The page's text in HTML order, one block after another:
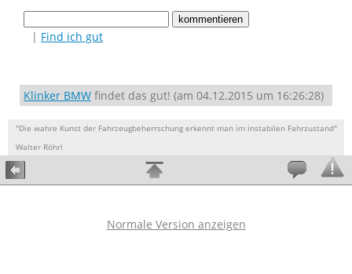
| Find ich gut
Klinker BMW findet das gut! (am 04.12.2015 um 16:26:28)
"Die wahre Kunst der Fahrzeugbeherrschung erkennt man im instabilen Fahrzustand"
Walter Röhrl
Normale Version anzeigen